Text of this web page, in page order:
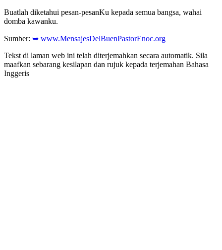
Buatlah diketahui pesan-pesanKu kepada semua bangsa, wahai
domba kawanku.
Sumber: ➥ www.MensajesDelBuenPastorEnoc.org
Tekst di laman web ini telah diterjemahkan secara automatik. Sila
maafkan sebarang kesilapan dan rujuk kepada terjemahan Bahasa
Inggeris